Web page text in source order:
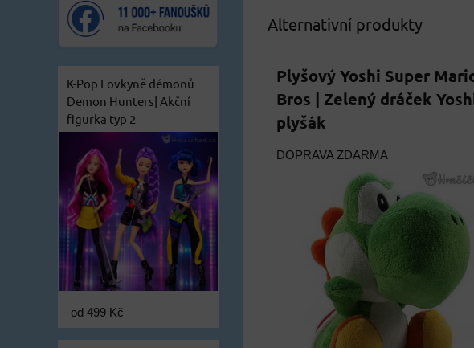
Alternativní produkty
Plyšový Yoshi Super
Bros | Zelený dráček
plyšák
DOPRAVA ZDARMA
K-Pop Lovkyně démonů
Demon Hunters| Akční
figurka typ 2
od 499 Kč